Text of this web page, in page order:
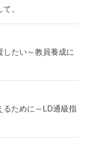
。
たい～教員養成に
るために～LD通級指